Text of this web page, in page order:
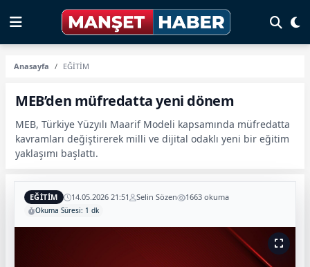
Anasayfa EĞİTİM
MEB’den müfredatta yeni dönem
MEB, Türkiye Yüzyılı Maarif Modeli kapsamında müfredatta
kavramları değiştirerek milli ve dijital odaklı yeni bir eğitim
yaklaşımı başlattı.
EĞİTİM 14.05.2026 21:51 Selin Sözen 1663 okuma
Okuma Süresi: 1 dk